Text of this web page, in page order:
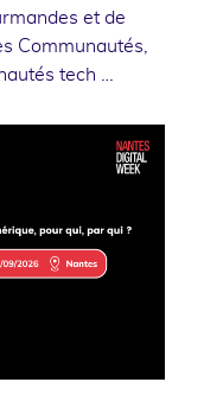
et de
Communautés,
tech …